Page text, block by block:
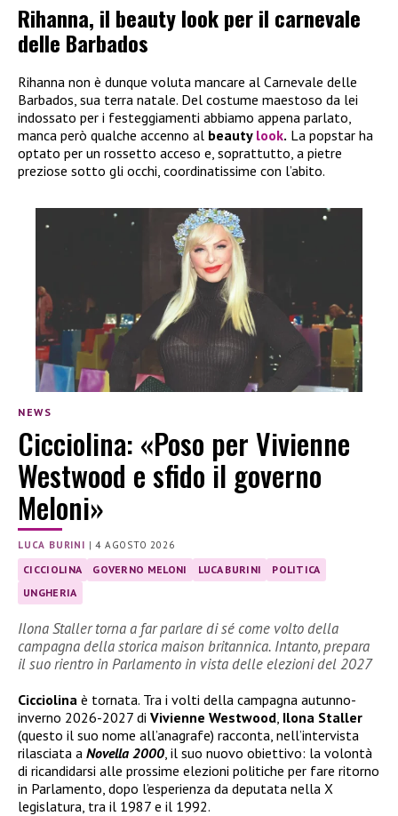
Rihanna, il beauty look per il carnevale
delle Barbados
Rihanna non è dunque voluta mancare al Carnevale delle
Barbados, sua terra natale. Del costume maestoso da lei
indossato per i festeggiamenti abbiamo appena parlato,
manca però qualche accenno al beauty look. La popstar ha
optato per un rossetto acceso e, soprattutto, a pietre
preziose sotto gli occhi, coordinatissime con l’abito.
NEWS
Cicciolina: «Poso per Vivienne
Westwood e sfido il governo
Meloni»
LUCA BURINI |4 AGOSTO 2026
CICCIOLINA GOVERNO MELONI LUCA BURINI
POLITICA
UNGHERIA
Ilona Staller torna a far parlare di sé come volto della
campagna della storica maison britannica. Intanto, prepara
il suo rientro in Parlamento in vista delle elezioni del 2027
Cicciolina è tornata. Tra i volti della campagna autunno-
inverno 2026-2027 di Vivienne Westwood Ilona Staller
(questo il suo nome all’anagrafe) racconta, nell’intervista
rilasciata a Novella 2000 , il suo nuovo obiettivo: la volontà
di ricandidarsi alle prossime elezioni politiche per fare ritorno
in Parlamento, dopo l’esperienza da deputata nella X
legislatura, tra il 1987 e il 1992.